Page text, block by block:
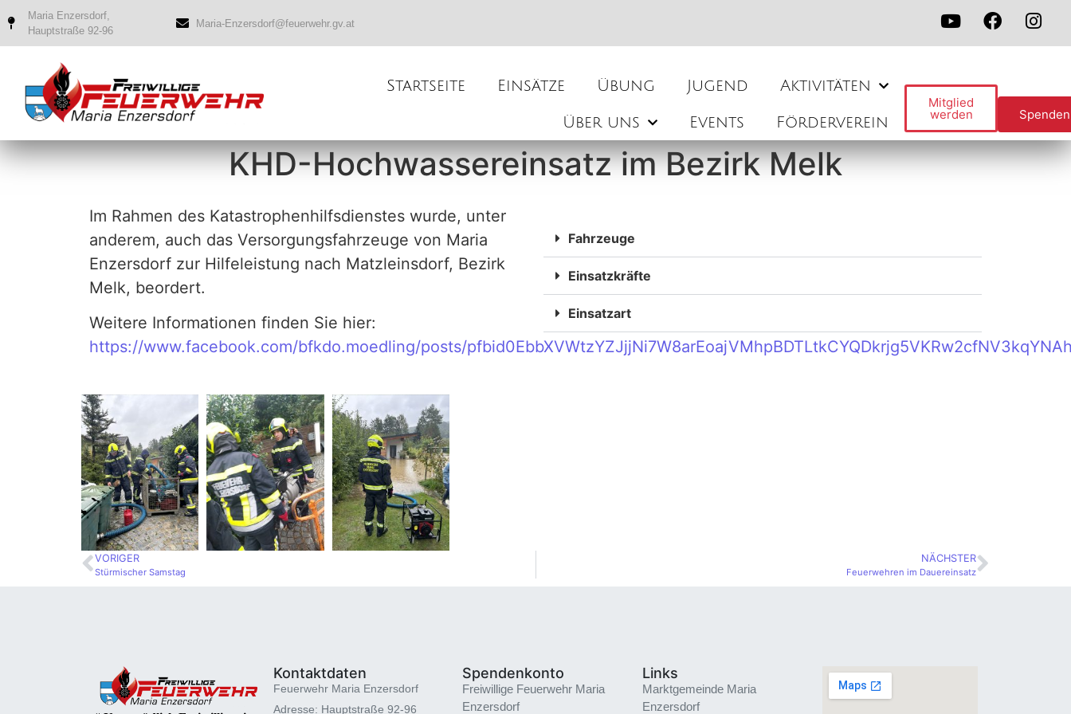
Maria Enzersdorf,
Hauptstraße 92-96
Maria-Enzersdorf@feuerwehr.gv.at
Startseite Einsätze Übung Jugend Aktivitäten
Über uns Events Förderverein
Mitglied
werden Spenden
KHD-Hochwassereinsatz im Bezirk Melk
Im Rahmen des Katastrophenhilfsdienstes wurde, unter
anderem, auch das Versorgungsfahrzeuge von Maria
Enzersdorf zur Hilfeleistung nach Matzleinsdorf, Bezirk
Melk, beordert.
Weitere Informationen finden Sie hier:
https://www.facebook.com/bfkdo.moedling/posts/
Fahrzeuge
Einsatzkräfte
Einsatzart
VORIGER
Stürmischer Samstag
NÄCHSTER
Feuerwehren im Dauereinsatz
Kontaktdaten
Feuerwehr Maria Enzersdorf
Adresse: Hauptstraße 92-96
Spendenkonto
Freiwillige Feuerwehr Maria
Enzersdorf
Links
Marktgemeinde Maria
Enzersdorf